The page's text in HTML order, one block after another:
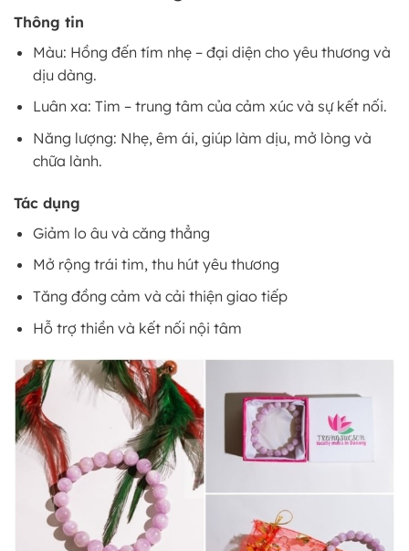
Thông tin
Màu: Hồng đến tím nhẹ – đại diện cho yêu thương và
dịu dàng.
Luân xa: Tim – trung tâm của cảm xúc và sự kết nối.
Năng lượng: Nhẹ, êm ái, giúp làm dịu, mở lòng và
chữa lành.
Tác dụng
Giảm lo âu và căng thẳng
Mở rộng trái tim, thu hút yêu thương
Tăng đồng cảm và cải thiện giao tiếp
Hỗ trợ thiền và kết nối nội tâm